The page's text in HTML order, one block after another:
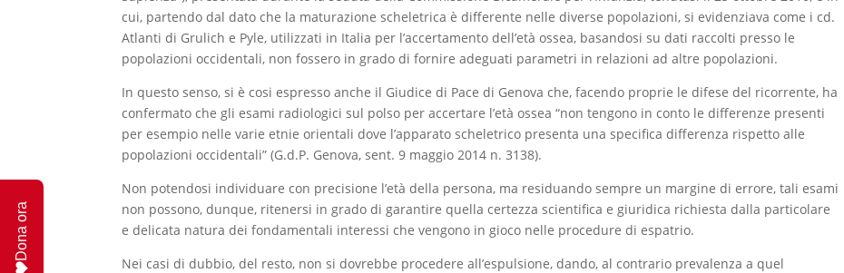
cui, partendo dal dato che la maturazione scheletrica è differente nelle diverse popolazioni, si evidenziava come i cd.
Atlanti di Grulich e Pyle, utilizzati in Italia per l’accertamento dell’età ossea, basandosi su dati raccolti presso le
popolazioni occidentali, non fossero in grado di fornire adeguati parametri in relazioni ad altre popolazioni.
In questo senso, si è cosi espresso anche il Giudice di Pace di Genova che, facendo proprie le difese del ricorrente, ha
confermato che gli esami radiologici sul polso per accertare l’età ossea “non tengono in conto le differenze presenti
per esempio nelle varie etnie orientali dove l’apparato scheletrico presenta una specifica differenza rispetto alle
popolazioni occidentali” (G.d.P. Genova, sent. 9 maggio 2014 n. 3138).
Non potendosi individuare con precisione l’età della persona, ma residuando sempre un margine di errore, tali esami
non possono, dunque, ritenersi in grado di garantire quella certezza scientifica e giuridica richiesta dalla particolare
e delicata natura dei fondamentali interessi che vengono in gioco nelle procedure di espatrio.
Nei casi di dubbio, del resto, non si dovrebbe procedere all’espulsione, dando, al contrario prevalenza a quel
Dona ora